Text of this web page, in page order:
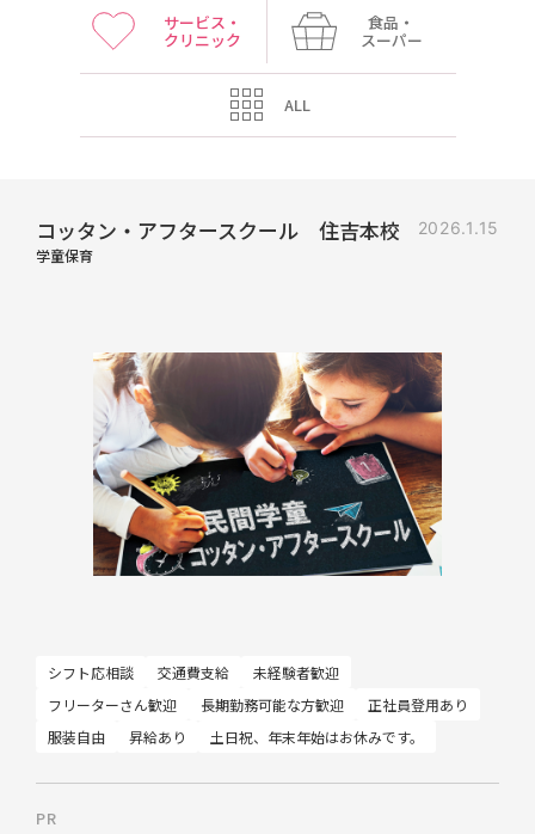
サービス・
クリニック
食品・
スーパー
ALL
コッタン・アフタースクール 住吉本校
学童保育
2026.1.15
シフト応相談 交通費支給
未経験者歓迎
フリーターさん歓迎
長期勤務可能な方歓迎
正社員登用あり
服装自由
昇給あり 土日祝、年末年始はお休みです。
PR